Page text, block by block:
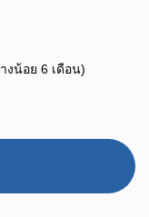
งน้อย 6 เดือน)